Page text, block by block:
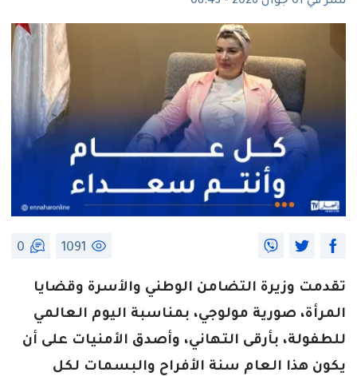
1091
0
تقدمت وزيرة التضامن الوطني والأسرة وقضايا
المرأة، صورية مولوجي، بمناسبة اليوم العالمي
للطفولة، بأرقى التهاني، وأصدق الأمنيات على أن
يكون هذا العام سنة الأفراح والبسمات لكل